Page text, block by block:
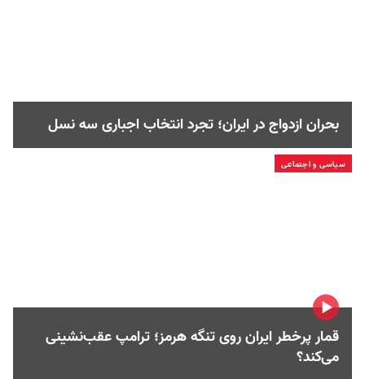
بحران ازدواج در ایران؛ تجرد انتخاب اجباری سه نسل
سیاسی و اجتماعی
قمار پرخطر ایران روی تنگه هرمز؛ ترامپ عقب‌نشینی
می‌کند؟